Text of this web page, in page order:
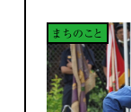
まちのこと